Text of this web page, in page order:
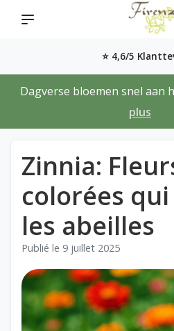
⭐ 4,6/5
Dagverse bloemen snel aan
plus
Zinnia:
colorées
les abeilles
Publié le 9 juillet 2025